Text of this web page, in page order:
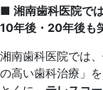
■ 湘南歯科医院で
10年後・20年後も
湘南歯科医院では
の高い歯科治療」